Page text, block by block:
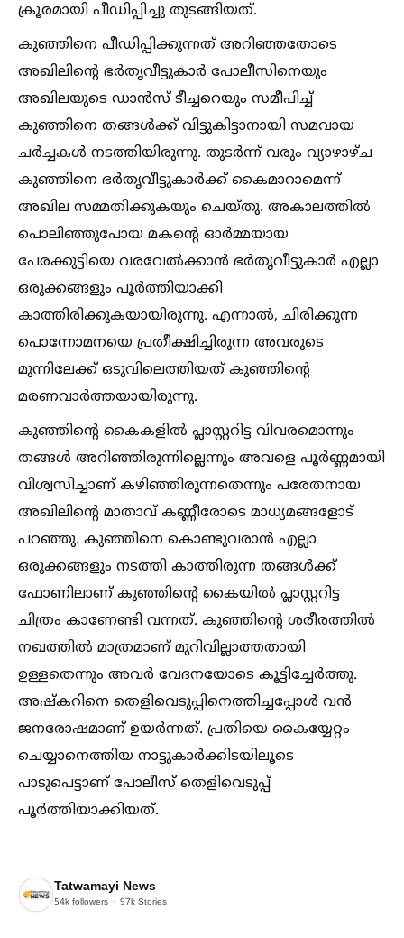
ക്രൂരമായി പീഡിപ്പിച്ചു തുടങ്ങിയത്.
കുഞ്ഞിനെ പീഡിപ്പിക്കുന്നത് അറിഞ്ഞതോടെ
അഖിലിന്റെ ഭർതൃവീട്ടുകാർ പോലീസിനെയും
അഖിലയുടെ ഡാൻസ് ടീച്ചറെയും സമീപിച്ച്‌
കുഞ്ഞിനെ തങ്ങള്‍ക്ക് വിട്ടുകിട്ടാനായി സമവായ
ചർച്ചകള്‍ നടത്തിയിരുന്നു. തുടർന്ന് വരും വ്യാഴാഴ്ച
കുഞ്ഞിനെ ഭർതൃവീട്ടുകാർക്ക് കൈമാറാമെന്ന്
അഖില സമ്മതിക്കുകയും ചെയ്തു. അകാലത്തില്‍
പൊലിഞ്ഞുപോയ മകന്റെ ഓർമ്മയായ
പേരക്കുട്ടിയെ വരവേല്‍ക്കാൻ ഭർതൃവീട്ടുകാർ എല്ലാ
ഒരുക്കങ്ങളും പൂർത്തിയാക്കി
കാത്തിരിക്കുകയായിരുന്നു. എന്നാല്‍, ചിരിക്കുന്ന
പൊന്നോമനയെ പ്രതീക്ഷിച്ചിരുന്ന അവരുടെ
മുന്നിലേക്ക് ഒടുവിലെത്തിയത് കുഞ്ഞിന്റെ
മരണവാർത്തയായിരുന്നു.
കുഞ്ഞിന്റെ കൈകളില്‍ പ്ലാസ്റ്ററിട്ട വിവരമൊന്നും
തങ്ങള്‍ അറിഞ്ഞിരുന്നില്ലെന്നും അവളെ പൂർണ്ണമായി
വിശ്വസിച്ചാണ് കഴിഞ്ഞിരുന്നതെന്നും പരേതനായ
അഖിലിന്റെ മാതാവ് കണ്ണീരോടെ മാധ്യമങ്ങളോട്
പറഞ്ഞു. കുഞ്ഞിനെ കൊണ്ടുവരാൻ എല്ലാ
ഒരുക്കങ്ങളും നടത്തി കാത്തിരുന്ന തങ്ങള്‍ക്ക്
ഫോണിലാണ് കുഞ്ഞിന്റെ കൈയില്‍ പ്ലാസ്റ്ററിട്ട
ചിത്രം കാണേണ്ടി വന്നത്. കുഞ്ഞിന്റെ ശരീരത്തില്‍
നഖത്തില്‍ മാത്രമാണ് മുറിവില്ലാത്തതായി
ഉള്ളതെന്നും അവർ വേദനയോടെ കൂട്ടിച്ചേർത്തു.
അഷ്കറിനെ തെളിവെടുപ്പിനെത്തിച്ചപ്പോള്‍ വൻ
ജനരോഷമാണ് ഉയർന്നത്. പ്രതിയെ കൈയ്യേറ്റം
ചെയ്യാനെത്തിയ നാട്ടുകാർക്കിടയിലൂടെ
പാടുപെട്ടാണ് പോലീസ് തെളിവെടുപ്പ്
പൂർത്തിയാക്കിയത്.
Tatwamayi News
54k followers 97k Stories